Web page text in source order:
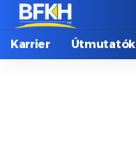
Karrier Útmutatók